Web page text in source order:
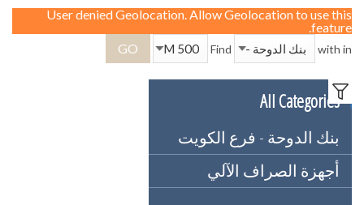
User denied Geolocation. Allow Geolocation to use this
feature.
Find with in
GO
All Categories
بنك الدوحة - فرع الكويت
أجهزة الصراف الآلي